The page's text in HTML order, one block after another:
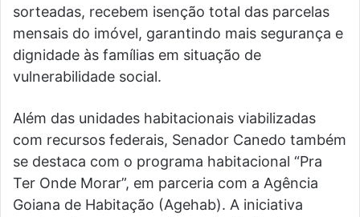
sorteadas, recebem isenção total das parcelas
mensais do imóvel, garantindo mais segurança e
dignidade às famílias em situação de
vulnerabilidade social.
Além das unidades habitacionais viabilizadas
com recursos federais, Senador Canedo também
se destaca com o programa habitacional “Pra
Ter Onde Morar”, em parceria com a Agência
Goiana de Habitação (Agehab). A iniciativa